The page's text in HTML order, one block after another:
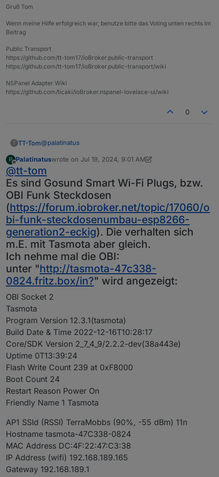
Gruß Tom
Wenn meine Hilfe erfolgreich war, benutze bitte das Voting unten rechts im
Beitrag
Public Transport
https://github.com/tt-tom17/ioBroker.public-transport
https://github.com/tt-tom17/ioBroker.public-transport/wiki
NSPanel Adapter Wiki
https://github.com/ticaki/ioBroker.nspanel-lovelace-ui/wiki
0
T TT-Tom@palatinatus
Was für eine Steckdose ist das?
Welche Datenpunkte hast du dazu im iobroker?
Wie bzw. Über welchen Adapter kommen die Daten?
P
Offline
Palatinatuswrote on Jul 19, 2024, 9:01 AM
last edited by PalatinatusJul 19, 2024, 11:30 AM
@tt-tom
Es sind Gosund Smart Wi-Fi Plugs, bzw.
OBI Funk Steckdosen
(https://forum.iobroker.net/topic/17060/o
bi-funk-steckdosenumbau-esp8266-
generation2-eckig). Die verhalten sich
m.E. mit Tasmota aber gleich.
Ich nehme mal die OBI:
unter "http://tasmota-47c338-
0824.fritz.box/in?" wird angezeigt:
OBI Socket 2
Tasmota
Program Version 12.3.1(tasmota)
Build Date & Time 2022-12-16T10:28:17
Core/SDK Version 2_7_4_9/2.2.2-dev(38a443e)
Uptime 0T13:39:24
Flash Write Count 239 at 0xF8000
Boot Count 24
Restart Reason Power On
Friendly Name 1 Tasmota
AP1 SSId (RSSI) TerraMobbs (90%, -55 dBm) 11n
Hostname tasmota-47C338-0824
MAC Address DC:4F:22:47:C3:38
IP Address (wifi) 192.168.189.165
Gateway 192.168.189.1